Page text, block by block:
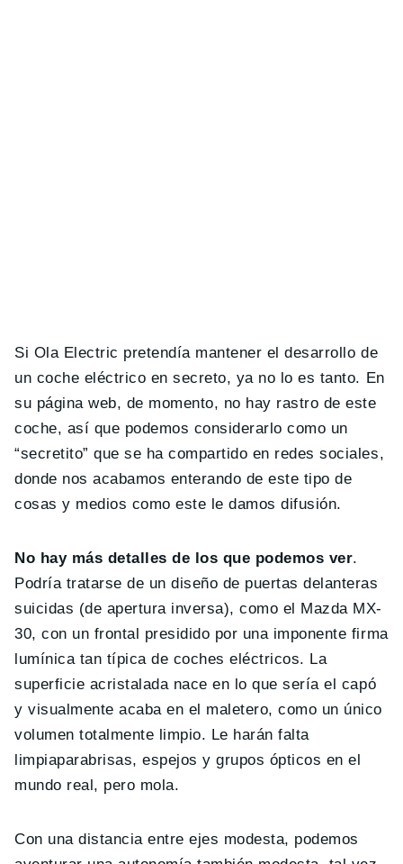
Si Ola Electric pretendía mantener el desarrollo de
un coche eléctrico en secreto, ya no lo es tanto. En
su página web, de momento, no hay rastro de este
coche, así que podemos considerarlo como un
“secretito” que se ha compartido en redes sociales,
donde nos acabamos enterando de este tipo de
cosas y medios como este le damos difusión.
No hay más detalles de los que podemos ver.
Podría tratarse de un diseño de puertas delanteras
suicidas (de apertura inversa), como el Mazda MX-
30, con un frontal presidido por una imponente firma
lumínica tan típica de coches eléctricos. La
superficie acristalada nace en lo que sería el capó
y visualmente acaba en el maletero, como un único
volumen totalmente limpio. Le harán falta
limpiaparabrisas, espejos y grupos ópticos en el
mundo real, pero mola.
Con una distancia entre ejes modesta, podemos